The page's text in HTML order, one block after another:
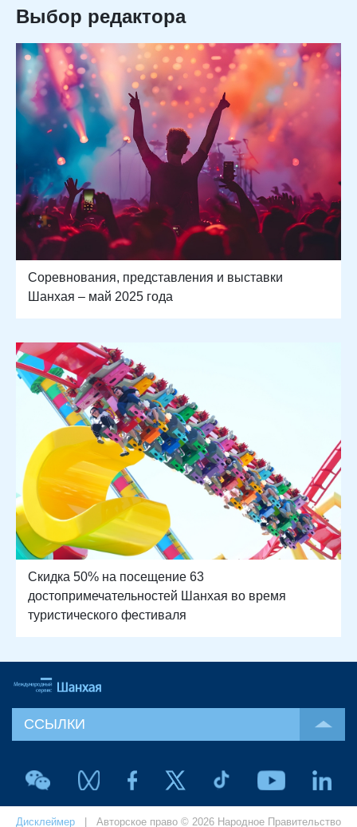
Выбор редактора
Соревнования, представления и выставки
Шанхая – май 2025 года
Скидка 50% на посещение 63
достопримечательностей Шанхая во время
туристического фестиваля
ССЫЛКИ
Дисклеймер | Авторское право © 2026 Народное Правительство